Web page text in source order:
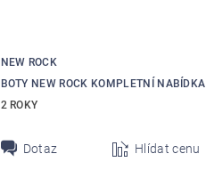
NEW ROCK
BOTY NEW ROCK KOMPLETNÍ NABÍDKA
2 ROKY
Dotaz Hlídat cenu